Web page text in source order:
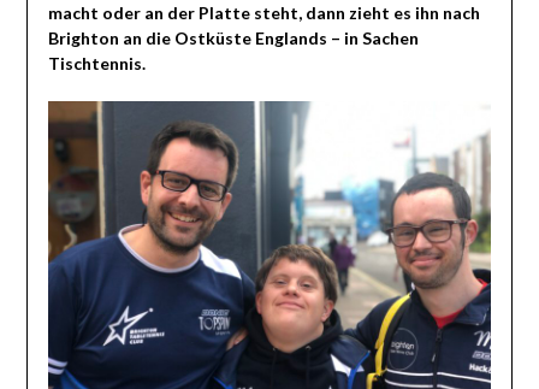
macht oder an der Platte steht, dann zieht es ihn nach
Brighton an die Ostküste Englands – in Sachen
Tischtennis.